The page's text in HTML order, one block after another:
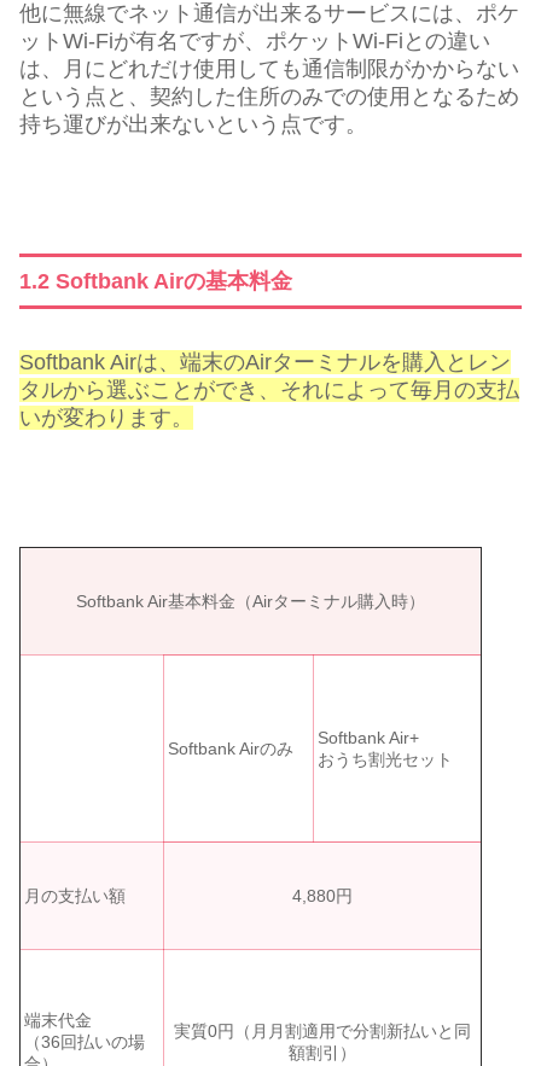
他に無線でネット通信が出来るサービスには、ポケ
ットWi-Fiが有名ですが、ポケットWi-Fiとの違い
は、月にどれだけ使用しても通信制限がかからない
という点と、契約した住所のみでの使用となるため
持ち運びが出来ないという点です。
1.2 Softbank Airの基本料金
Softbank Airは、端末のAirターミナルを購入とレン
タルから選ぶことができ、それによって毎月の支払
いが変わります。
Softbank Air基本料金（Airターミナル購入時）
Softbank Airのみ
Softbank Air+
おうち割光セット
月の支払い額 4,880円
端末代金
（36回払いの場
実質0円（月月割適用で分割新払いと同
額割引）